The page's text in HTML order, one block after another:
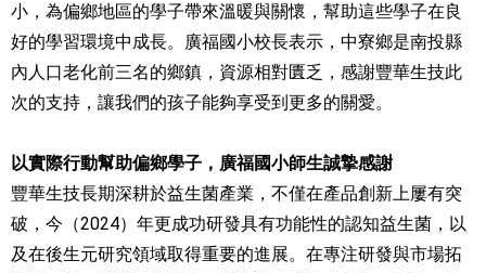
小，為偏鄉地區的學子帶來溫暖與關懷，幫助這些學子在良
好的學習環境中成長。廣福國小校長表示，中寮鄉是南投縣
內人口老化前三名的鄉鎮，資源相對匱乏，感謝豐華生技此
次的支持，讓我們的孩子能夠享受到更多的關愛。
以實際行動幫助偏鄉學子，廣福國小師生誠摯感謝
豐華生技長期深耕於益生菌產業，不僅在產品創新上屢有突
破，今（2024）年更成功研發具有功能性的認知益生菌，以
及在後生元研究領域取得重要的進展。在專注研發與市場拓